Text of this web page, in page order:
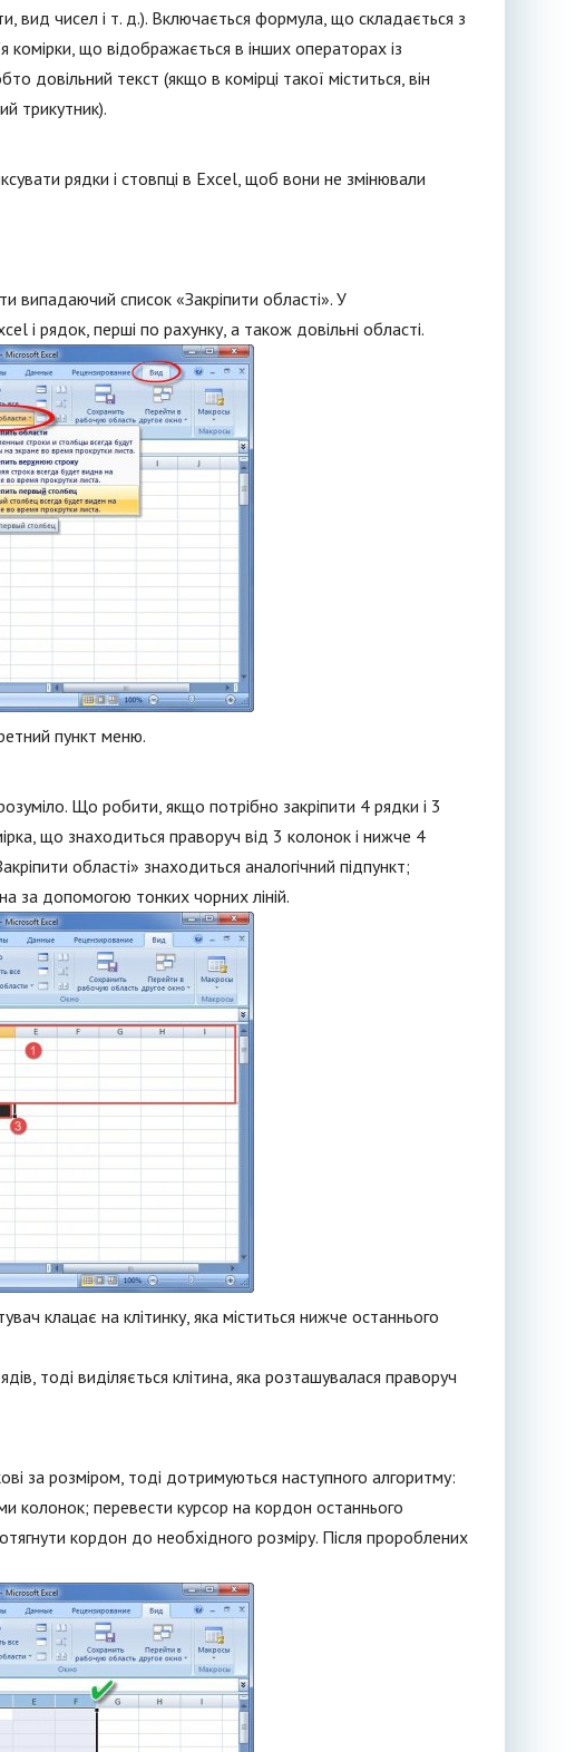
вид чисел і т. д.). Включається формула, що складається з
комірки, що відображається в інших операторах із
довільний текст (якщо в комірці такої міститься, він
трикутник).
рядки і стовпці в Excel, щоб вони не змінювали
випадаючий список «Закріпити області». У
і рядок, перші по рахунку, а також довільні області.
пункт меню.
Що робити, якщо потрібно закріпити 4 рядки і 3
що знаходиться праворуч від 3 колонок і нижче 4
області» знаходиться аналогічний підпункт;
за допомогою тонких чорних ліній.
клацає на клітинку, яка міститься нижче останнього
тоді виділяється клітина, яка розташувалася праворуч
за розміром, тоді дотримуються наступного алгоритму:
колонок; перевести курсор на кордон останнього
кордон до необхідного розміру. Після пророблених